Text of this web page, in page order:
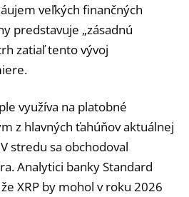
veľkých finančných
predstavuje „zásadnú
zatiaľ tento vývoj
využíva na platobné
z hlavných ťahúňov aktuálnej
stredu sa obchodoval
Analytici banky Standard
XRP by mohol v roku 2026